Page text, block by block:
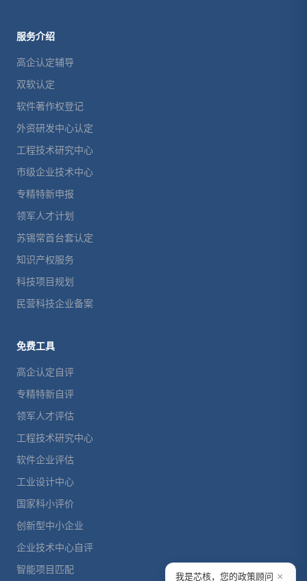
服务介绍
高企认定辅导
双软认定
软件著作权登记
外资研发中心认定
工程技术研究中心
市级企业技术中心
专精特新申报
领军人才计划
苏锡常首台套认定
知识产权服务
科技项目规划
民营科技企业备案
免费工具
高企认定自评
专精特新自评
领军人才评估
工程技术研究中心
软件企业评估
工业设计中心
国家科小评价
创新型中小企业
企业技术中心自评
智能项目匹配
我是芯核，您的政策顾问 ×